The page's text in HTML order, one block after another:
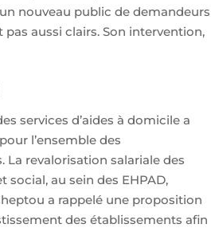
nouveau public de demandeurs
aussi clairs. Son intervention,
services d’aides à domicile a
l’ensemble des
La revalorisation salariale des
au sein des EHPAD,
a rappelé une proposition
des établissements afin